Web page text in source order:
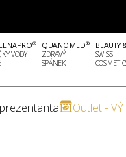
®
VODY
QUANOMED®
ZDRAVÝ
SPÁNEK
BEAUTY
SWISS
Outlet -